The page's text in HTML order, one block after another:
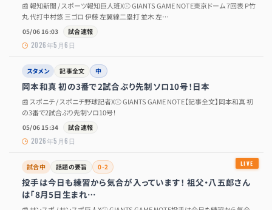
📰 報知新聞 / スポーツ報知巨人班X⚾ GIANTS GAME NOTE東京ドーム 7回表 P竹
丸 代打中村悠 三ゴロ 伊藤 左翼線二塁打 並木 左…
05/06 16:03 試合速報
2026年5月6日
スタメン 記事全文 中
岡本和真 初の3番で2試合ぶり先制ソロ10号！日本
📰 スポニチ / スポニチ野球記者X⚾ GIANTS GAME NOTE【記事全文】岡本和真 初
の3番で2試合ぶり先制ソロ10号！
05/06 15:34 試合速報
2026年5月6日
試合中 話題の要旨 0-2
投手は今日も練習から気合が入っています！ 祖父・八五郎さん
は「8月5日生まれ…